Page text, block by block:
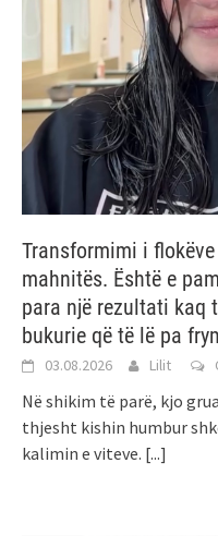
Transformimi i
mahnitës. Është e
para një rezultati kaq
bukurie që të lë pa
03.08.2026 Lilit
Në shikim të parë, kjo
thjesht kishin humbur
kalimin e viteve. [...]